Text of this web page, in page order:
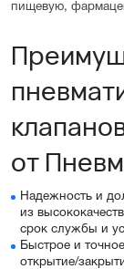
пищевую,
от
Надежность и
из
срок службы и
Быстрое и
открытие/